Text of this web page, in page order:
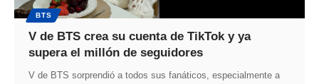
BTS
V de BTS crea su cuenta de TikTok y ya
supera el millón de seguidores
V de BTS sorprendió a todos sus fanáticos, especialmente a